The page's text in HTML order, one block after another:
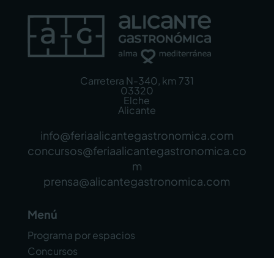
Carretera N-340, km 731
03320
Elche
Alicante
info@feriaalicantegastronomica.com
concursos@feriaalicantegastronomica.co
m
prensa@alicantegastronomica.com
Menú
Programa por espacios
Concursos